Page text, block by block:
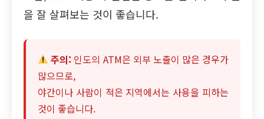
을 잘 살펴보는 것이 좋습니다.
주의: 인도의 ATM은 외부 노출이 많은 경우가
많으므로,
야간이나 사람이 적은 지역에서는 사용을 피하는
것이 좋습니다.